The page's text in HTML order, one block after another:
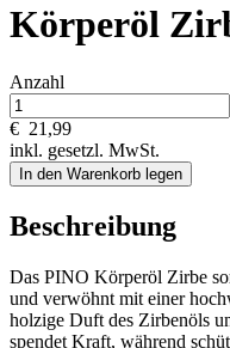
Körperöl
Anzahl
€ 21,99
inkl. gesetzl. MwSt.
In den Warenkorb legen
Beschreibung
Das PINO Körperöl Zirbe
und verwöhnt mit einer
holzige Duft des Zirbenöls
spendet Kraft, während